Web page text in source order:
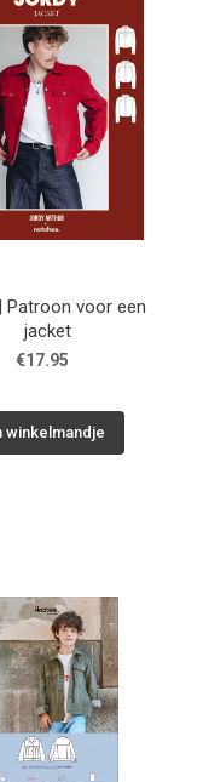
Patroon voor een
jacket
€17.95
winkelmandje